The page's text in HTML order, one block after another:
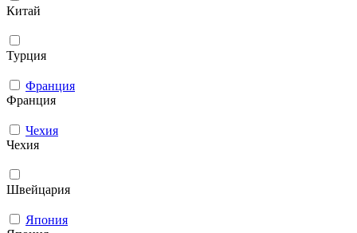
Китай
Турция
Франция
Франция
Чехия
Чехия
Швейцария
Япония